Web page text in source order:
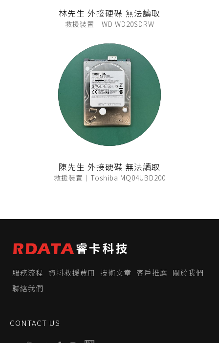
林先生 外接硬碟 無法讀取
救援裝置｜WD WD20SDRW
陳先生 外接硬碟 無法讀取
救援裝置｜Toshiba MQ04UBD200
服務流程 資料救援費用 技術文章 客戶推薦
關於我們
聯絡我們
CONTACT US